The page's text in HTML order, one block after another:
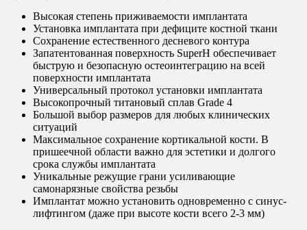
Высокая степень приживаемости имплантата
Установка имплантата при дефиците костной ткани
Сохранение естественного десневого контура
Запатентованная поверхность SuperH обеспечивает
быструю и безопасную остеоинтеграцию на всей
поверхности имплантата
Универсальный протокол установки имплантата
Высокопрочный титановый сплав Grade 4
Большой выбор размеров для любых клинических
ситуаций
Максимальное сохранение кортикальной кости. В
пришеечной области важно для эстетики и долгого
срока службы имплантата
Уникальные режущие грани усиливающие
самонарязные свойства резьбы
Имплантат можно установить одновременно с синус-
лифтингом (даже при высоте кости всего 2-3 мм)